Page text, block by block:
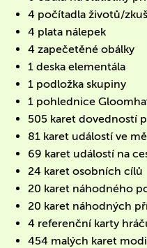
4 počítadla životů/
4 plata nálepek
4 zapečetěné obálky
1 deska elementála
1 podložka skupiny
1 pohlednice
505 karet dovedností
81 karet událostí ve
69 karet událostí na
24 karet osobních cílů
20 karet náhodného
20 karet náhodných
4 referenční karty
454 malých karet